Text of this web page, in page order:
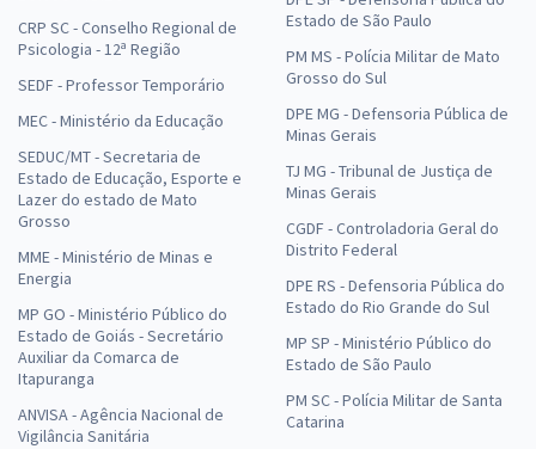
CRP SC - Conselho Regional de
Psicologia - 12ª Região
SEDF - Professor Temporário
MEC - Ministério da Educação
SEDUC/MT - Secretaria de
Estado de Educação, Esporte e
Lazer do estado de Mato
Grosso
MME - Ministério de Minas e
Energia
MP GO - Ministério Público do
Estado de Goiás - Secretário
Auxiliar da Comarca de
Itapuranga
ANVISA - Agência Nacional de
Vigilância Sanitária
Estado de São Paulo
PM MS - Polícia Militar de Mato
Grosso do Sul
DPE MG - Defensoria Pública de
Minas Gerais
TJ MG - Tribunal de Justiça de
Minas Gerais
CGDF - Controladoria Geral do
Distrito Federal
DPE RS - Defensoria Pública do
Estado do Rio Grande do Sul
MP SP - Ministério Público do
Estado de São Paulo
PM SC - Polícia Militar de Santa
Catarina